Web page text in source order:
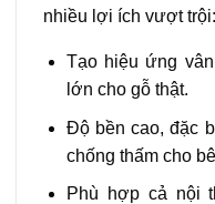
nhiều lợi ích vượt trội:
Tạo hiệu ứng
lớn cho gỗ thật.
Độ bền cao, đặc
chống thấm cho
Phù hợp cả nội